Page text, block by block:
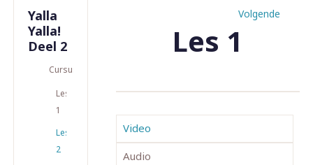
Yalla
Yalla!
Deel 2
Cursusmateriaal
Les
1
Les
2
Volgende
Les 1
Video
Audio